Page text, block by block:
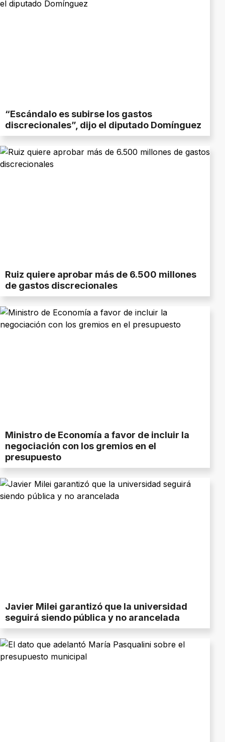
“Escándalo es subirse los gastos
discrecionales”, dijo el diputado Domínguez
Ruiz quiere aprobar más de 6.500 millones
de gastos discrecionales
Ministro de Economía a favor de incluir la
negociación con los gremios en el
presupuesto
Javier Milei garantizó que la universidad
seguirá siendo pública y no arancelada